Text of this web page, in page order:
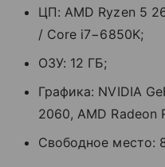
ЦП: AMD Ryzen 5
/ Core i7−6850K;
ОЗУ: 12 ГБ;
Графика: NVIDIA
2060, AMD Radeon
Свободное место: